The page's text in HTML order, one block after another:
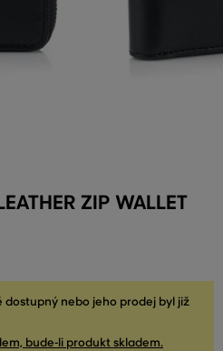
ZIP WALLET
nebo jeho prodej byl již
bude-li produkt skladem.